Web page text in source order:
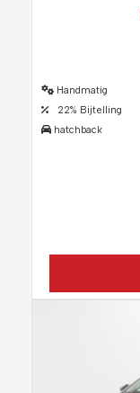
Handmatig
22% Bijtelling
hatchback